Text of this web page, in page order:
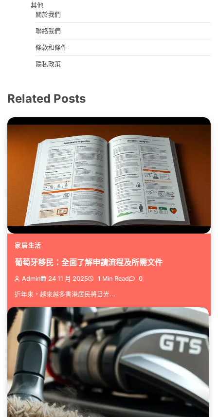
其他
關於我們
聯絡我們
條款和條件
隱私政策
Related Posts
家居生活
葡萄牙移民：全面了解申請流程及所需文件
Admin 24 11 月 2025 1 Min Read 0
近年來，越來越多香港居民將目光...